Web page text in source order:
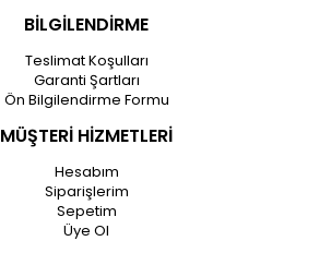
BİLGİLENDİRME
Teslimat Koşulları
Garanti Şartları
Ön Bilgilendirme Formu
MÜŞTERİ HİZMETLERİ
Hesabım
Siparişlerim
Sepetim
Üye Ol